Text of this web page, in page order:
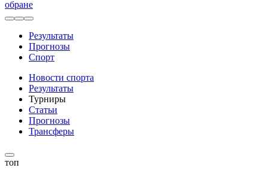
обране
Результаты
Прогнозы
Спорт
Новости спорта
Результаты
Турниры
Статьи
Прогнозы
Трансферы
топ